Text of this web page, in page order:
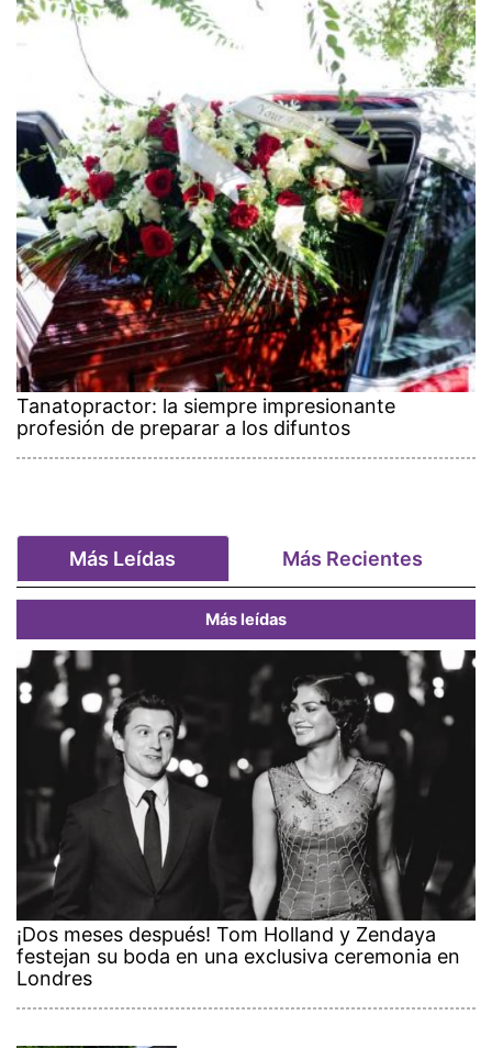
Tanatopractor: la siempre impresionante
profesión de preparar a los difuntos
Más Leídas Más Recientes
Más leídas
¡Dos meses después! Tom Holland y Zendaya
festejan su boda en una exclusiva ceremonia en
Londres